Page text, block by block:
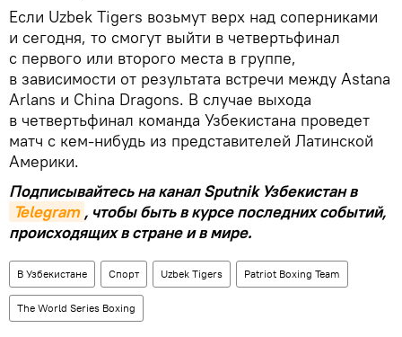
Если Uzbek Tigers возьмут верх над соперниками
и сегодня, то смогут выйти в четвертьфинал
с первого или второго места в группе,
в зависимости от результата встречи между Astana
Arlans и China Dragons. В случае выхода
в четвертьфинал команда Узбекистана проведет
матч с кем-нибудь из представителей Латинской
Америки.
Подписывайтесь на канал Sputnik Узбекистан в
Telegram , чтобы быть в курсе последних событий,
происходящих в стране и в мире.
В Узбекистане Спорт Uzbek Tigers Patriot Boxing Team
The World Series Boxing